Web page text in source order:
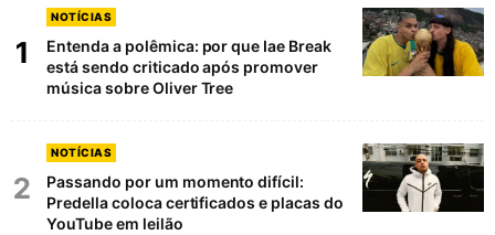
1
NOTÍCIAS
Entenda a polêmica: por que Iae Break
está sendo criticado após promover
música sobre Oliver Tree
2
NOTÍCIAS
Passando por um momento difícil:
Predella coloca certificados e placas do
YouTube em leilão